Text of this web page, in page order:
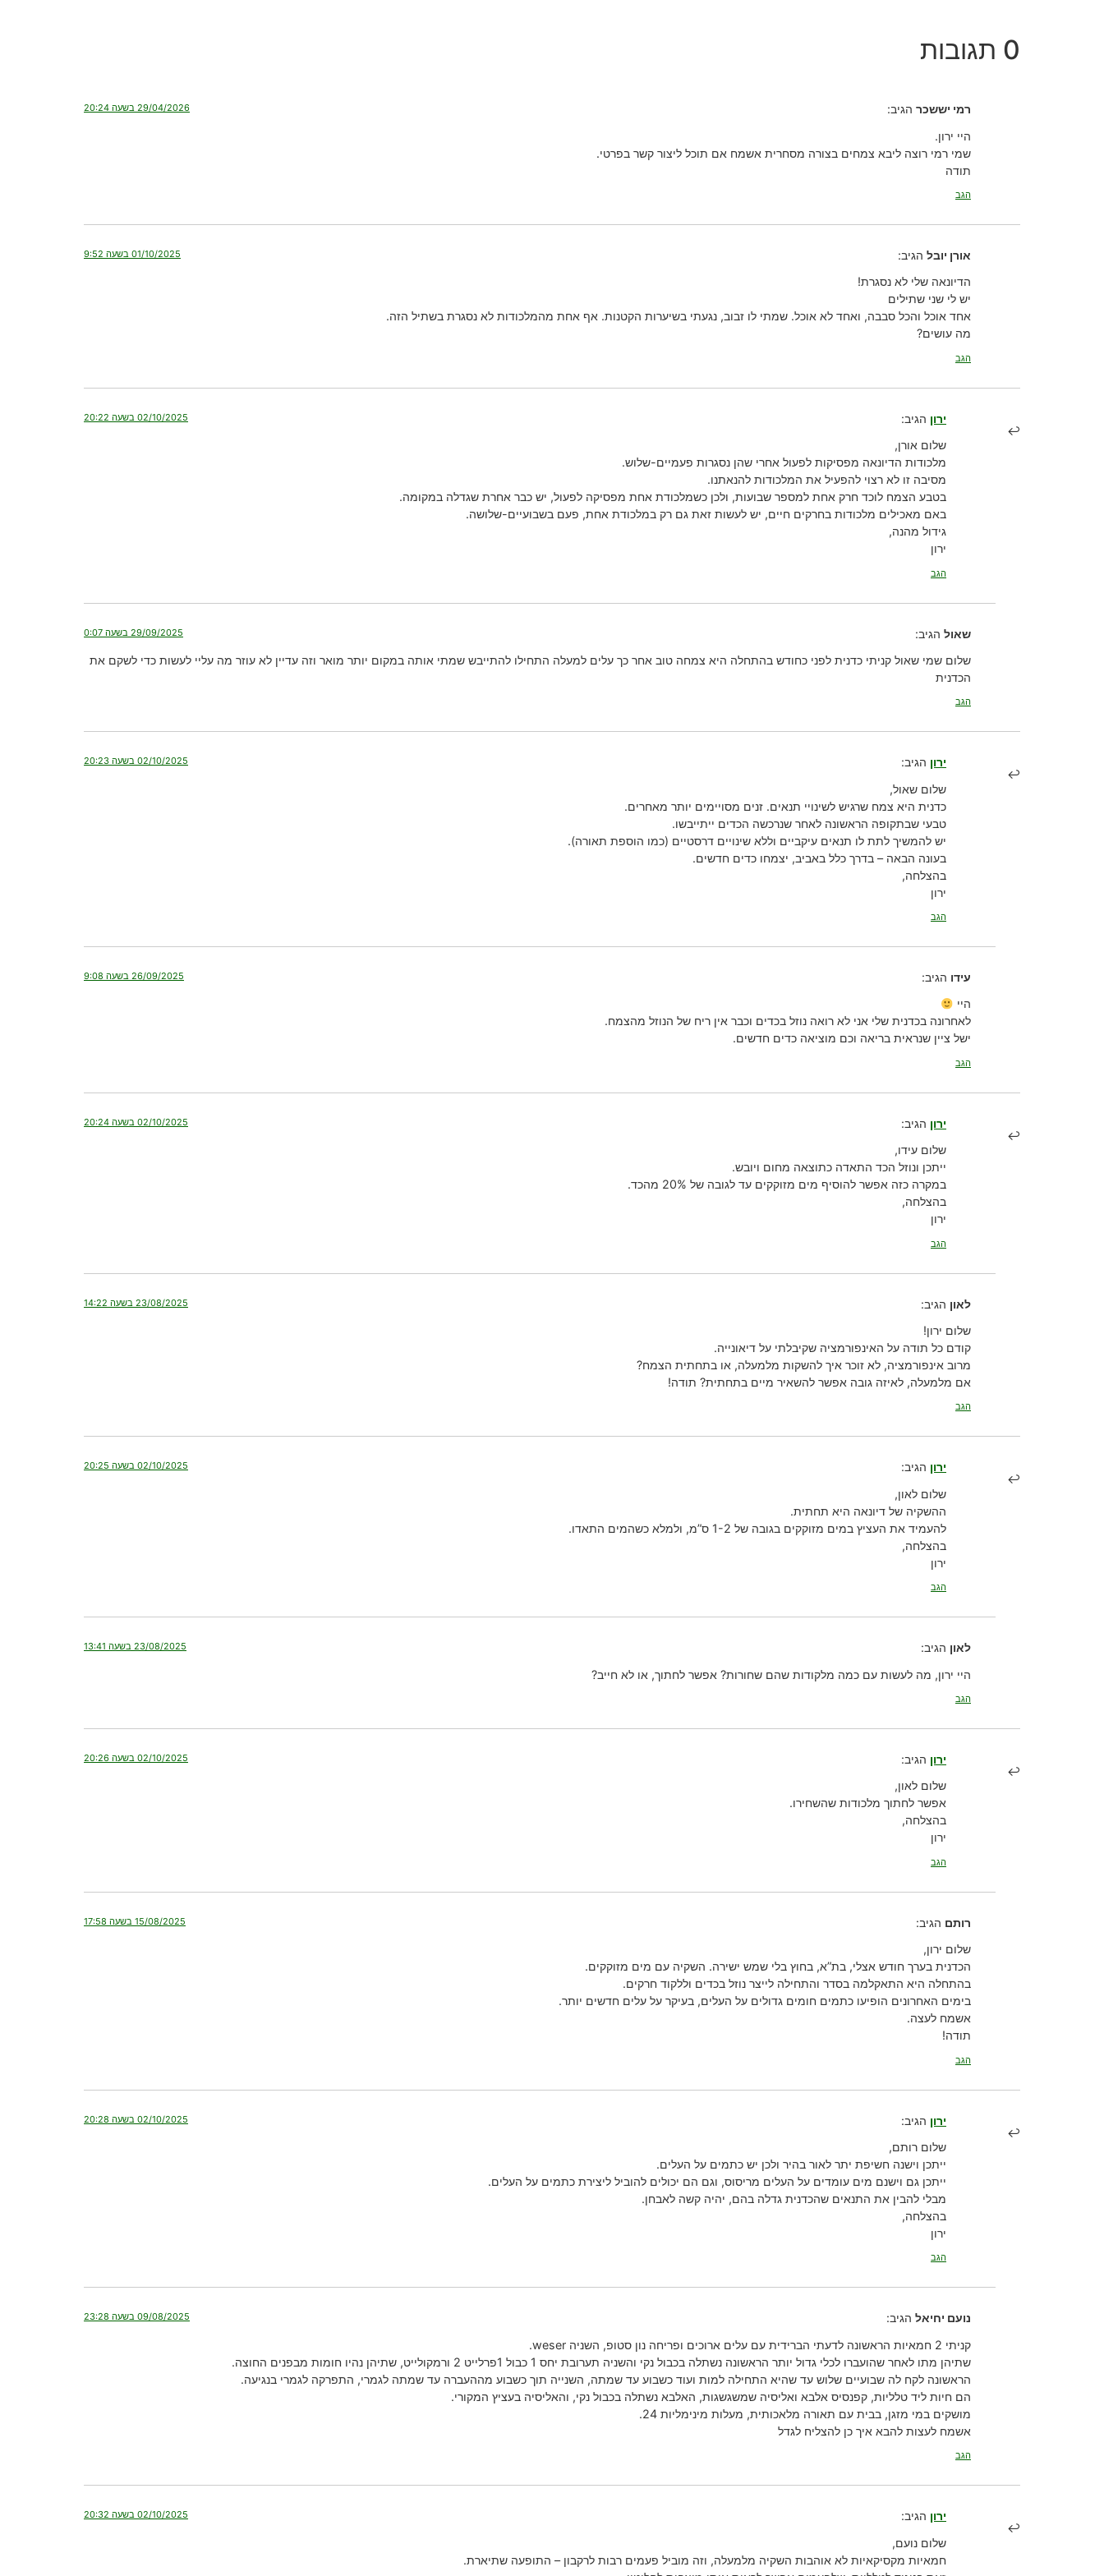
0 תגובות
רמי יששכר הגיב: 29/04/2026 בשעה 20:24
היי ירון.
שמי רמי רוצה ליבא צמחים בצורה מסחרית אשמח אם תוכל ליצור קשר בפרטי.
תודה
הגב
אורן יובל הגיב: 01/10/2025 בשעה 9:52
הדיונאה שלי לא נסגרת!
יש לי שני שתילים
אחד אוכל והכל סבבה, ואחד לא אוכל. שמתי לו זבוב, נגעתי בשיערות הקטנות. אף אחת מהמלכודות לא נסגרת בשתיל הזה.
מה עושים?
הגב
ירון הגיב: 02/10/2025 בשעה 20:22
שלום אורן,
מלכודות הדיונאה מפסיקות לפעול אחרי שהן נסגרות פעמיים-שלוש.
מסיבה זו לא רצוי להפעיל את המלכודות להנאתנו.
בטבע הצמח לוכד חרק אחת למספר שבועות, ולכן כשמלכודת אחת מפסיקה לפעול, יש כבר אחרת שגדלה במקומה.
באם מאכילים מלכודות בחרקים חיים, יש לעשות זאת גם רק במלכודת אחת, פעם בשבועיים-שלושה.
גידול מהנה,
ירון
הגב
שאול הגיב: 29/09/2025 בשעה 0:07
שלום שמי שאול קניתי כדנית לפני כחודש בהתחלה היא צמחה טוב אחר כך עלים למעלה התחילו להתייבש שמתי אותה במקום יותר מואר וזה עדיין לא עוזר מה עליי לעשות כדי לשקם את
הכדנית
הגב
ירון הגיב: 02/10/2025 בשעה 20:23
שלום שאול,
כדנית היא צמח שרגיש לשינויי תנאים. זנים מסויימים יותר מאחרים.
טבעי שבתקופה הראשונה לאחר שנרכשה הכדים ייתייבשו.
יש להמשיך לתת לו תנאים עיקביים וללא שינויים דרסטיים (כמו הוספת תאורה).
בעונה הבאה – בדרך כלל באביב, יצמחו כדים חדשים.
בהצלחה,
ירון
הגב
עידו הגיב: 26/09/2025 בשעה 9:08
היי
לאחרונה בכדנית שלי אני לא רואה נוזל בכדים וכבר אין ריח של הנוזל מהצמח.
ישל ציין שנראית בריאה וכם מוציאה כדים חדשים.
הגב
ירון הגיב: 02/10/2025 בשעה 20:24
שלום עידו,
ייתכן ונוזל הכד התאדה כתוצאה מחום ויובש.
במקרה כזה אפשר להוסיף מים מזוקקים עד לגובה של 20% מהכד.
בהצלחה,
ירון
הגב
לאון הגיב: 23/08/2025 בשעה 14:22
שלום ירון!
קודם כל תודה על האינפורמציה שקיבלתי על דיאונייה.
מרוב אינפורמציה, לא זוכר איך להשקות מלמעלה, או בתחתית הצמח?
אם מלמעלה, לאיזה גובה אפשר להשאיר מיים בתחתית? תודה!
הגב
ירון הגיב: 02/10/2025 בשעה 20:25
שלום לאון,
ההשקיה של דיונאה היא תחתית.
להעמיד את העציץ במים מזוקקים בגובה של 1-2 ס”מ, ולמלא כשהמים התאדו.
בהצלחה,
ירון
הגב
לאון הגיב: 23/08/2025 בשעה 13:41
היי ירון, מה לעשות עם כמה מלקודות שהם שחורות? אפשר לחתוך, או לא חייב?
הגב
ירון הגיב: 02/10/2025 בשעה 20:26
שלום לאון,
אפשר לחתוך מלכודות שהשחירו.
בהצלחה,
ירון
הגב
רותם הגיב: 15/08/2025 בשעה 17:58
שלום ירון,
הכדנית בערך חודש אצלי, בת”א, בחוץ בלי שמש ישירה. השקיה עם מים מזוקקים.
בהתחלה היא התאקלמה בסדר והתחילה לייצר נוזל בכדים וללקוד חרקים.
בימים האחרונים הופיעו כתמים חומים גדולים על העלים, בעיקר על עלים חדשים יותר.
אשמח לעצה.
תודה!
הגב
ירון הגיב: 02/10/2025 בשעה 20:28
שלום רותם,
ייתכן וישנה חשיפת יתר לאור בהיר ולכן יש כתמים על העלים.
ייתכן גם וישנם מים עומדים על העלים מריסוס, וגם הם יכולים להוביל ליצירת כתמים על העלים.
מבלי להבין את התנאים שהכדנית גדלה בהם, יהיה קשה לאבחן.
בהצלחה,
ירון
הגב
נועם יחיאל הגיב: 09/08/2025 בשעה 23:28
קניתי 2 חמאיות הראשונה לדעתי הברידית עם עלים ארוכים ופריחה נון סטופ, השניה weser.
שתיהן מתו לאחר שהועברו לכלי גדול יותר הראשונה נשתלה בכבול נקי והשניה תערובת יחס 1 כבול 1פרלייט 2 ורמקולייט, שתיהן נהיו חומות מבפנים החוצה.
הראשונה לקח לה שבועיים שלוש עד שהיא התחילה למות ועוד כשבוע עד שמתה, השנייה תוך כשבוע מההעברה עד שמתה לגמרי, התפרקה לגמרי בנגיעה.
הם חיות ליד טלליות, קפנסיס אלבא ואליסיה שמשגשגות, האלבא נשתלה בכבול נקי, והאליסיה בעציץ המקורי.
מושקים במי מזגן, בבית עם תאורה מלאכותית, מעלות מינימליות 24.
אשמח לעצות להבא איך כן להצליח לגדל
הגב
ירון הגיב: 02/10/2025 בשעה 20:32
שלום נועם,
חמאיות מקסיקאיות לא אוהבות השקיה מלמעלה, וזה מוביל פעמים רבות לרקבון – התופעה שתיארת.